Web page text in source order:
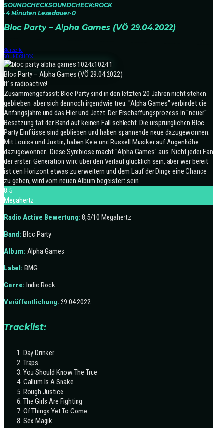
SOUNDCHECKSOUNDCHECK:ROCK
·4 Minuten Lesedauer·0
Bloc Party – Alpha Games (VÖ 29.04.2022)
Startseite
SOUNDCHECK
Bloc Party – Alpha Games (VÖ 29.04.2022)
It´s radioactive!
Zusammengefasst: Bloc Party sind in den letzten 20 Jahren nicht stehen
geblieben, aber sich dennoch irgendwie treu. "Alpha Games" verbindet die
Anfangsjahre und das Hier und Jetzt. Der Erschaffungsprozess in "neuer"
Besetzung tat der Band auf keinen Fall schlecht. Die ursprünglichen Bloc
Party Einflüsse sind geblieben und haben spannende neue dazugewonnen.
Mit Louise und Justin, haben Kele und Russell Musiker auf Augenhöhe
dazugewonnen. Diese Symbiose macht "Alpha Games" aus. Nicht jeder Fan
der ersten Generation wird über den Verlauf glücklich sein, aber wer bereit
ist den Horizont etwas zu erweitern und dem Lauf der Dinge eine Chance
zu geben, wird vom neuen Album begeistert sein.
8.5
Megahertz
Radio Active Bewertung: 8,5/10 Megahertz
Band: Bloc Party
Album: Alpha Games
Label: BMG
Genre: Indie Rock
Veröffentlichung: 29.04.2022
Tracklist:
Day Drinker
Traps
You Should Know The True
Callum Is A Snake
Rough Justice
The Girls Are Fighting
Of Things Yet To Come
Sex Magik